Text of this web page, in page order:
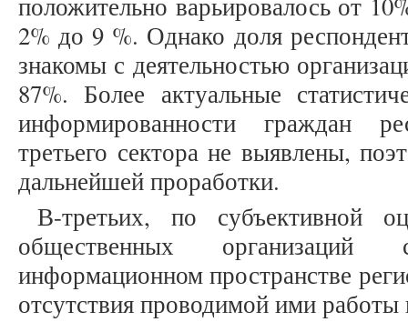
положительно варьировалось от
2% до 9 %. Однако доля
знакомы с деятельностью
87%. Более актуальные
информированности граждан
третьего сектора не выявлены,
дальнейшей проработки.
В-третьих, по субъективной
общественных
информационном пространстве
отсутствия проводимой ими работы